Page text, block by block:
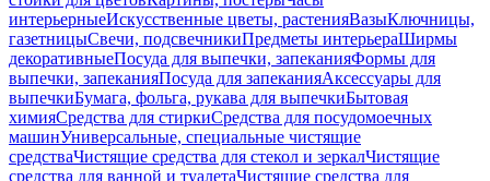
интерьерныеИскусственные цветы, растенияВазыКлючницы,
газетницыСвечи, подсвечникиПредметы интерьераШирмы
декоративныеПосуда для выпечки, запеканияФормы для
выпечки, запеканияПосуда для запеканияАксессуары для
выпечкиБумага, фольга, рукава для выпечкиБытовая
химияСредства для стиркиСредства для посудомоечных
машинУниверсальные, специальные чистящие
средстваЧистящие средства для стекол и зеркалЧистящие
средства для ванной и туалетаЧистящие средства для